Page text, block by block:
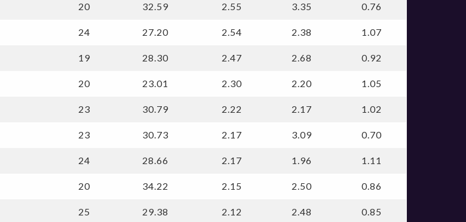
20 32.59 2.55 3.35 0.76
24 27.20 2.54 2.38 1.07
19 28.30 2.47 2.68 0.92
20 23.01 2.30 2.20 1.05
23 30.79 2.22 2.17 1.02
23 30.73 2.17 3.09 0.70
24 28.66 2.17 1.96 1.11
20 34.22 2.15 2.50 0.86
25 29.38 2.12 2.48 0.85